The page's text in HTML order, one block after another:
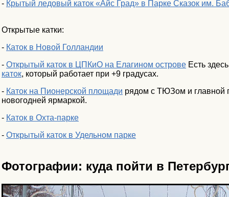
- Крытый ледовый каток «Айс Град» в Парке Сказок им.
Открытые катки:
- Каток в Новой Голландии
- Открытый каток в ЦПКиО на Елагином острове Есть
каток, который работает при +9 градусах.
- Каток на Пионерской площади рядом с ТЮЗом и главной
новогодней ярмаркой.
- Каток в Охта-парке
- Открытый каток в Удельном парке
Фотографии: куда пойти в